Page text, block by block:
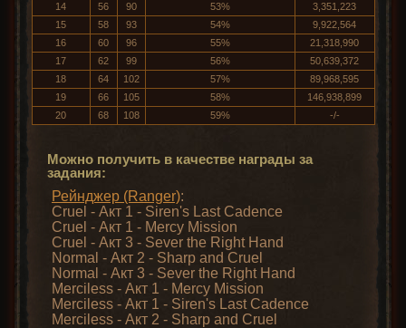
14
56 90 53%
3,351,223
15
58 93 54%
9,922,564
16
60 96 55%
21,318,990
17
62 99 56%
50,639,372
18
64 102 57%
89,968,595
19
66 105 58%
146,938,899
20
68 108 59% -/-
Можно получить в качестве награды за
задания:
Рейнджер (Ranger):
Cruel - Акт 1 - Siren's Last Cadence
Cruel - Акт 1 - Mercy Mission
Cruel - Акт 3 - Sever the Right Hand
Normal - Акт 2 - Sharp and Cruel
Normal - Акт 3 - Sever the Right Hand
Merciless - Акт 1 - Mercy Mission
Merciless - Акт 1 - Siren's Last Cadence
Merciless - Акт 2 - Sharp and Cruel